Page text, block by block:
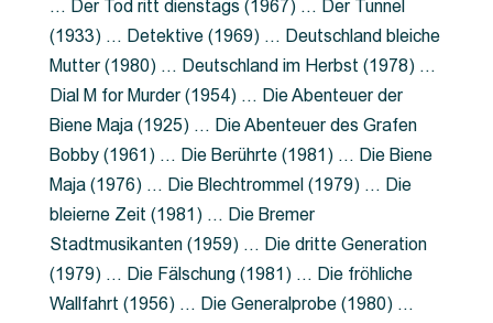
… Der Tod ritt dienstags (1967) … Der Tunnel
(1933) … Detektive (1969) … Deutschland bleiche
Mutter (1980) … Deutschland im Herbst (1978) …
Dial M for Murder (1954) … Die Abenteuer der
Biene Maja (1925) … Die Abenteuer des Grafen
Bobby (1961) … Die Berührte (1981) … Die Biene
Maja (1976) … Die Blechtrommel (1979) … Die
bleierne Zeit (1981) … Die Bremer
Stadtmusikanten (1959) … Die dritte Generation
(1979) … Die Fälschung (1981) … Die fröhliche
Wallfahrt (1956) … Die Generalprobe (1980) …